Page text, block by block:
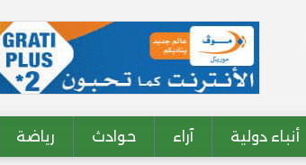
أنباء دولية آراء حوادث رياضة